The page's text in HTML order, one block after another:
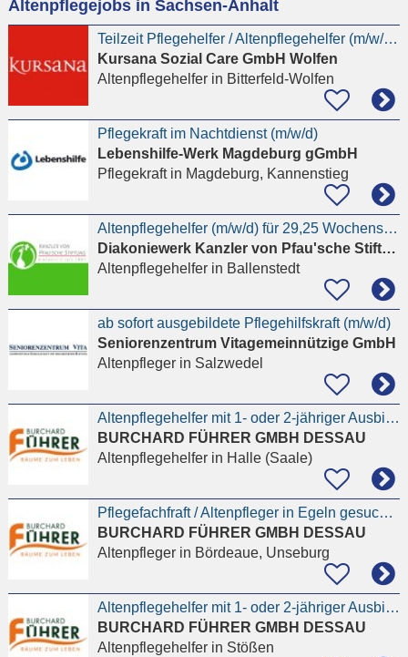
eingeben
Altenpflegejobs in Sachsen-Anhalt
Teilzeit Pflegehelfer / Altenpflegehelfer (m/w/d) im Pflegeheim
Kursana Sozial Care GmbH Wolfen
Altenpflegehelferin Bitterfeld-Wolfen
Pflegekraft im Nachtdienst (m/w/d)
Lebenshilfe-Werk Magdeburg gGmbH
Pflegekraftin Magdeburg, Kannenstieg
Altenpflegehelfer (m/w/d) für 29,25 Wochenstunden gesucht
Diakoniewerk Kanzler von Pfau'sche Stiftung
Altenpflegehelferin Ballenstedt
ab sofort ausgebildete Pflegehilfskraft (m/w/d)
Seniorenzentrum Vitagemeinnützige GmbH
Altenpflegerin Salzwedel
Altenpflegehelfer mit 1- oder 2-jähriger Ausbildung (m/w/d)
BURCHARD FÜHRER GMBH DESSAU
Altenpflegehelferin Halle (Saale)
Pflegefachfraft / Altenpfleger in Egeln gesucht :-)
BURCHARD FÜHRER GMBH DESSAU
Altenpflegerin Bördeaue, Unseburg
Altenpflegehelfer mit 1- oder 2-jähriger Ausbildung (m/w/d)
BURCHARD FÜHRER GMBH DESSAU
Altenpflegehelferin Stößen